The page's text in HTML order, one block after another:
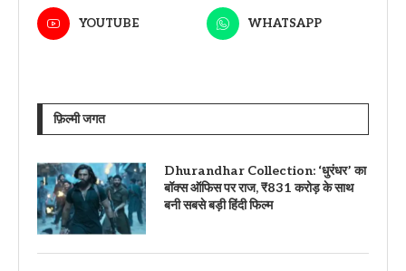
YOUTUBE WHATSAPP
फ़िल्मी जगत
Dhurandhar Collection: ‘धुरंधर’ का
बॉक्स ऑफिस पर राज, ₹831 करोड़ के साथ
बनी सबसे बड़ी हिंदी फिल्म